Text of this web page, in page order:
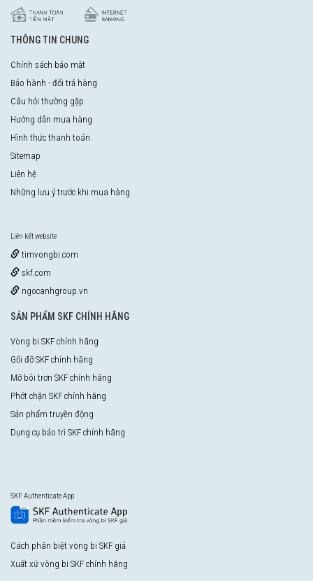
THÔNG TIN CHUNG
Chính sách bảo mật
Bảo hành - đổi trả hàng
Câu hỏi thường gặp
Hướng dẫn mua hàng
Hình thức thanh toán
Sitemap
Liên hệ
Những lưu ý trước khi mua hàng
Liên kết website
timvongbi.com
skf.com
ngocanhgroup.vn
SẢN PHẨM SKF CHÍNH HÃNG
Vòng bi SKF chính hãng
Gối đỡ SKF chính hãng
Mỡ bôi trơn SKF chính hãng
Phớt chặn SKF chính hãng
Sản phẩm truyền động
Dụng cụ bảo trì SKF chính hãng
SKF Authenticate App
Cách phân biệt vòng bi SKF giả
Xuất xứ vòng bi SKF chính hãng